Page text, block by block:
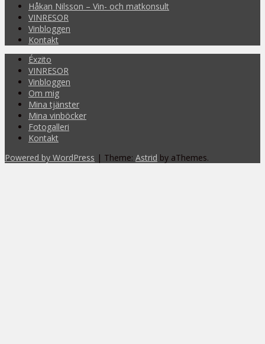
Håkan Nilsson – Vin- och matkonsult
VINRESOR
Vinbloggen
Kontakt
Éxzito
VINRESOR
Vinbloggen
Om mig
Mina tjänster
Mina vinböcker
Fotogalleri
Kontakt
Powered by WordPress | Theme: Astrid by aThemes.